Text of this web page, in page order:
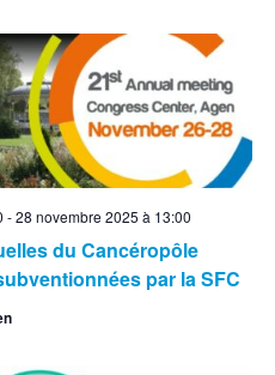
du Cancéropôle
par la SFC
-28 novembre 2025 à 13:00